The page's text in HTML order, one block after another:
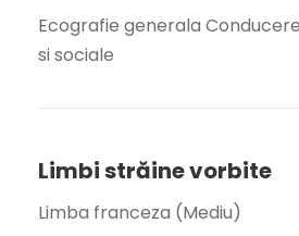
Ecografie generala
si sociale
Limbi străine vorbite
Limba franceza (Mediu)